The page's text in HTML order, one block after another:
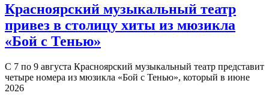
Красноярский музыкальный театр
привез в столицу хиты из мюзикла
«Бой с Тенью»
С 7 по 9 августа Красноярский музыкальный театр представит
четыре номера из мюзикла «Бой с Тенью», который в июне
2026